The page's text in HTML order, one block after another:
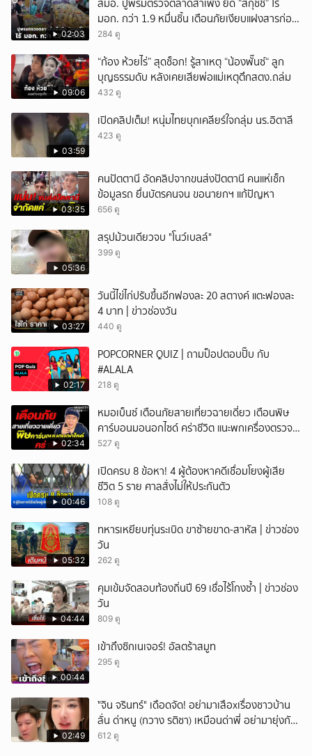
02:03
สมอ. ปูพรมตรวจตลาดสำเพ็ง ยึด “สกุชชี่” ไร้
มอก. กว่า 1.9 หมื่นชิ้น เตือนภัยเงียบแฝงสารก่อ
มะเร็งและโลหะหนัก
284 ดู
09:06
“ก้อง ห้วยไร่” สุดช็อก! รู้สาเหตุ “น้องพั๊นซ์“ ลูก
บุญธรรมดับ หลังเคยเสียพ่อแม่เหตุตึกสตง.ถล่ม
432 ดู
03:59
เปิดคลิปเต็ม! หนุ่มไทยบุกเคลียร์ใจกลุ่ม นร.อิตาลี
423 ดู
03:35
คนปัตตานี อัดคลิปจากขนส่งปัตตานี คนแห่เช็ก
ข้อมูลรถ ยื่นบัตรคนจน ขอนายกฯ แก้ปัญหา
656 ดู
05:36
สรุปม้วนเดียวจบ "โนว์เบลล์"
399 ดู
03:27
วันนี้ไข่ไก่ปรับขึ้นอีกฟองละ 20 สตางค์ แตะฟองละ
4 บาท | ข่าวช่องวัน
440 ดู
02:17
POPCORNER QUIZ | ถามป็อปตอบปั๊บ กับ
#ALALA
218 ดู
02:34
หมอเบ็นซ์ เตือนภัยสายเที่ยวฉายเดี่ยว เตือนพิษ
คาร์บอนมอนอกไซด์ คร่าชีวิต แนะพกเครื่องตรวจ
วัดติดตัว
527 ดู
00:46
เปิดครบ 8 ข้อหา! 4 ผู้ต้องหาคดีเชื่อมโยงผู้เสีย
ชีวิต 5 ราย ศาลสั่งไม่ให้ประกันตัว
108 ดู
05:32
ทหารเหยียบทุ่นระเบิด ขาซ้ายขาด-สาหัส | ข่าวช่อง
วัน
262 ดู
04:44
คุมเข้มจัดสอบท้องถิ่นปี 69 เชื่อไร้โกงซ้ำ | ข่าวช่อง
วัน
809 ดู
00:44
เข้าถึงซิกเนเจอร์! อัลตร้าสมูท
295 ดู
02:49
ั่"จิน จรินทร์" เดือดจัด! อย่ามาเสือxเรื่องชาวบ้าน
ลั่น ด่าหนู (กวาง รติชา) เหมือนด่าพี่ อย่ามายุ่งกับ
คนของผม จบ!!!
612 ดู